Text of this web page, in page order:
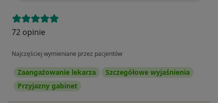
72 opinie
Najczęściej wymieniane przez pacjentów
Zaangażowanie lekarza
Szczegółowe wyjaśnienia
Przyjazny gabinet